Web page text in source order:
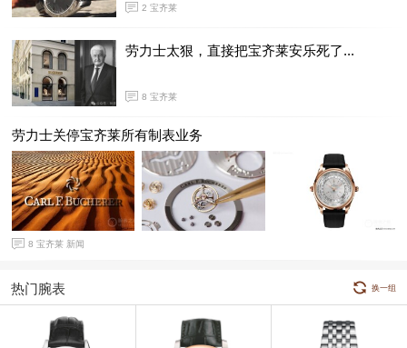
2 宝齐莱
劳力士太狠，直接把宝齐莱安乐死了...
8 宝齐莱
劳力士关停宝齐莱所有制表业务
8 宝齐莱 新闻
热门腕表 换一组